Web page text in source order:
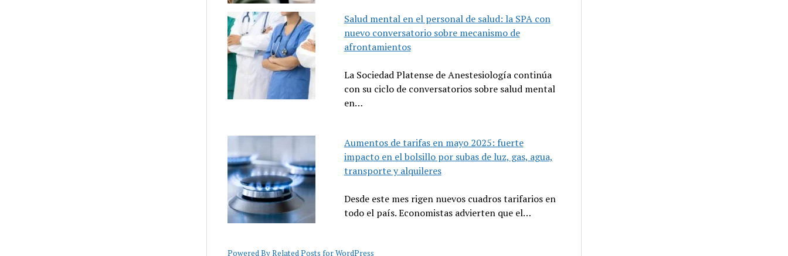
Salud mental en el personal de salud: la SPA con
nuevo conversatorio sobre mecanismo de
afrontamientos
La Sociedad Platense de Anestesiología continúa
con su ciclo de conversatorios sobre salud mental
en…
Aumentos de tarifas en mayo 2025: fuerte
impacto en el bolsillo por subas de luz, gas, agua,
transporte y alquileres
Desde este mes rigen nuevos cuadros tarifarios en
todo el país. Economistas advierten que el…
Powered By Related Posts for WordPress